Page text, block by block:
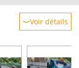
Voir détails